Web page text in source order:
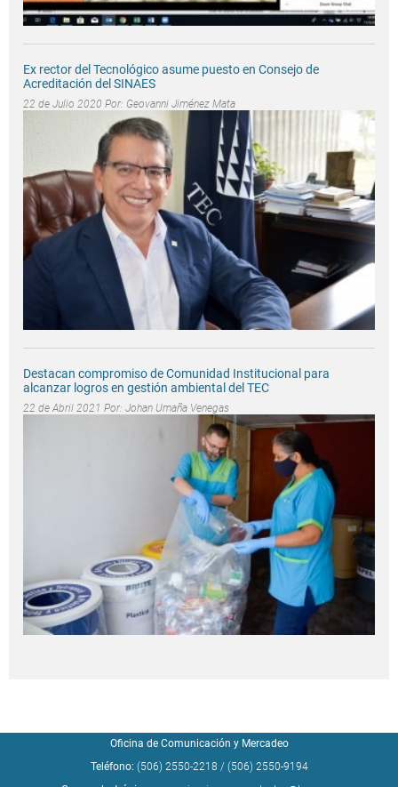
Ex rector del Tecnológico asume puesto en Consejo de
Acreditación del SINAES
22 de Julio 2020 Por: Geovanni Jiménez Mata
Destacan compromiso de Comunidad Institucional para
alcanzar logros en gestión ambiental del TEC
22 de Abril 2021 Por: Johan Umaña Venegas
Oficina de Comunicación y Mercadeo
Teléfono: (506) 2550-2218 / (506) 2550-9194